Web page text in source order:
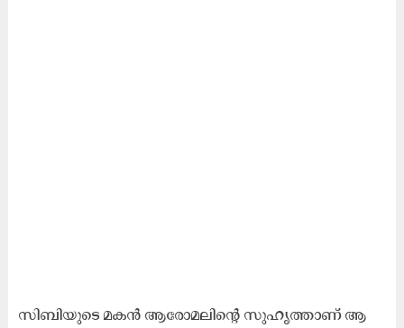
സി​ബി​യു​ടെ മ​ക​ൻ ആ​രോ​മ​ലി​ന്‍റെ സു​ഹൃ​ത്താ​ണ് ആ​